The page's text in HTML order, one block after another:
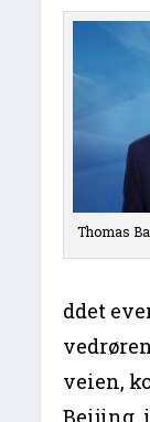
Thomas
ddet
veien,
Beijing,